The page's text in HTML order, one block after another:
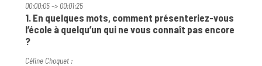
00:00:05 –> 00:01:25
1. En quelques mots, comment présenteriez-vous
l’école à quelqu’un qui ne vous connaît pas encore
?
Céline Choquet :